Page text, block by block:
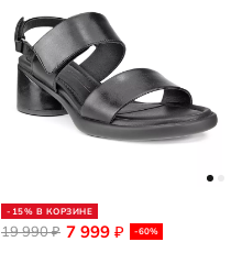
-15% В КОРЗИНЕ
7 999 ₽ -60%
19 990₽